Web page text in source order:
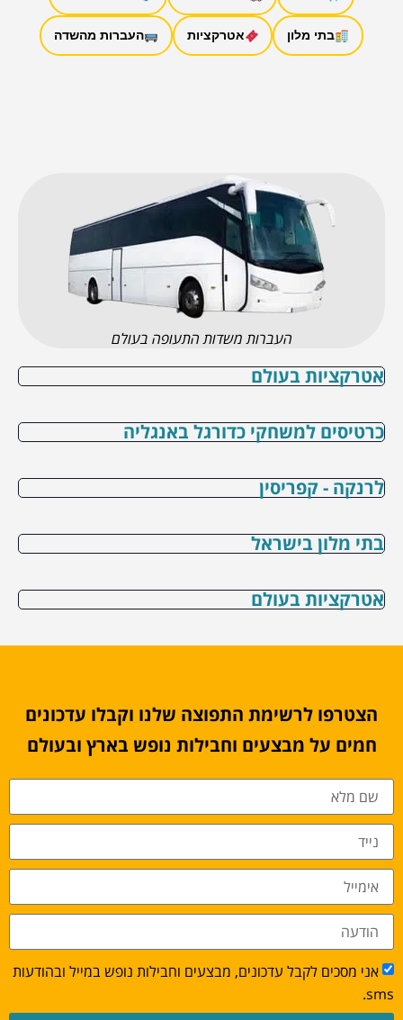
בתי מלון אטרקציות העברות מהשדה
העברות משדות התעופה בעולם
אטרקציות בעולם
כרטיסים למשחקי כדורגל באנגליה
לרנקה - קפריסין
בתי מלון בישראל
אטרקציות בעולם
הצטרפו לרשימת התפוצה שלנו וקבלו עדכונים
חמים על מבצעים וחבילות נופש בארץ ובעולם
אני מסכים לקבל עדכונים, מבצעים וחבילות נופש במייל ובהודעות
sms.